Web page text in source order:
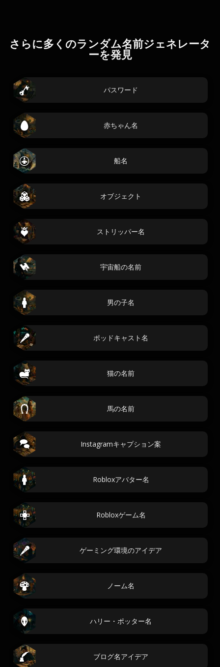
さらに多くのランダム名前ジェネレータ
ーを発見
パスワード
赤ちゃん名
船名
オブジェクト
ストリッパー名
宇宙船の名前
男の子名
ポッドキャスト名
猫の名前
馬の名前
Instagramキャプション案
Robloxアバター名
Robloxゲーム名
ゲーミング環境のアイデア
ノーム名
ハリー・ポッター名
ブログ名アイデア